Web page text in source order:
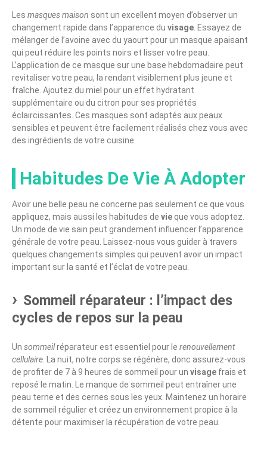
Les masques maison sont un excellent moyen d’observer un
changement rapide dans l’apparence du visage . Essayez de
mélanger de l’avoine avec du yaourt pour un masque apaisant
qui peut réduire les points noirs et lisser votre peau.
L’application de ce masque sur une base hebdomadaire peut
revitaliser votre peau, la rendant visiblement plus jeune et
fraîche. Ajoutez du miel pour un effet hydratant
supplémentaire ou du citron pour ses propriétés
éclaircissantes. Ces masques sont adaptés aux peaux
sensibles et peuvent être facilement réalisés chez vous avec
des ingrédients de votre cuisine.
Habitudes De Vie À Adopter
Avoir une belle peau ne concerne pas seulement ce que vous
appliquez, mais aussi les habitudes de vie que vous adoptez.
Un mode de vie sain peut grandement influencer l’apparence
générale de votre peau. Laissez-nous vous guider à travers
quelques changements simples qui peuvent avoir un impact
important sur la santé et l’éclat de votre peau.
Sommeil réparateur : l’impact des
cycles de repos sur la peau
Un sommeilréparateur est essentiel pour le renouvellement
cellulaire . La nuit, notre corps se régénère, donc assurez-vous
de profiter de 7 à 9 heures de sommeil pour un visage frais et
reposé le matin. Le manque de sommeil peut entraîner une
peau terne et des cernes sous les yeux. Maintenez un horaire
de sommeil régulier et créez un environnement propice à la
détente pour maximiser la récupération de votre peau.